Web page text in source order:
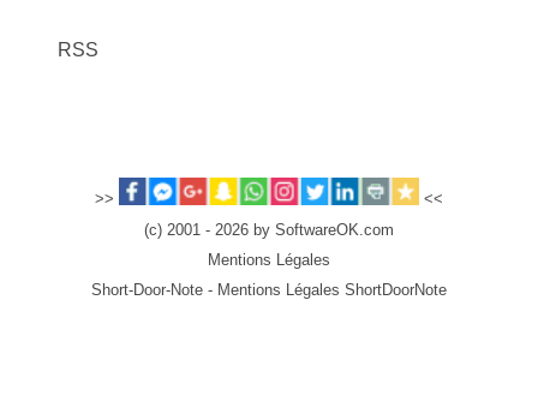
RSS
>>
<<
(c) 2001 - 2026 by SoftwareOK.com
Mentions Légales
Short-Door-Note - Mentions Légales ShortDoorNote